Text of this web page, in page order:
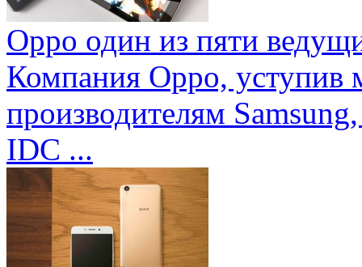
Oppo один из пяти
Компания Oppo, уступив
производителям
IDC ...